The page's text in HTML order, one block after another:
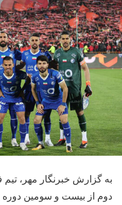
به گزارش خبرنگار مهر،